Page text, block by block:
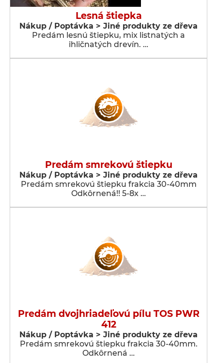
Lesná štiepka
Nákup / Poptávka > Jiné produkty ze dřeva
Predám lesnú štiepku, mix listnatých a
ihličnatých drevín. …
Predám smrekovú štiepku
Nákup / Poptávka > Jiné produkty ze dřeva
Predám smrekovú štiepku frakcia 30-40mm
Odkôrnená!! 5-8x …
Predám dvojhriadeľovú pílu TOS PWR
412
Nákup / Poptávka > Jiné produkty ze dřeva
Predám smrekovú štiepku frakcia 30-40mm.
Odkôrnená …